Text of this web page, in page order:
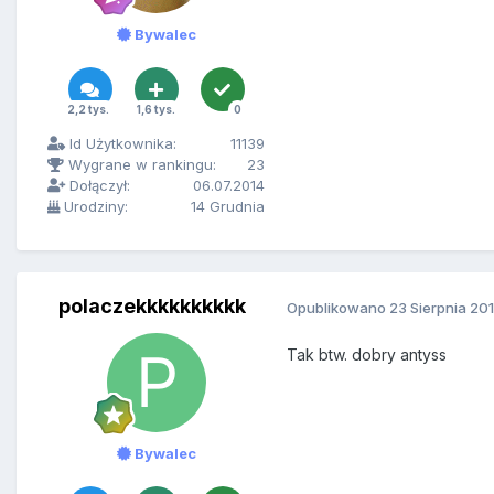
Bywalec
2,2 tys. 1,6 tys. 0
Id Użytkownika:
11139
Wygrane w rankingu:
23
Dołączył:
06.07.2014
Urodziny:
14 Grudnia
polaczekkkkkkkkkk
Bywalec
Opublikowano 23 Sierpnia
Tak btw. dobry antyss